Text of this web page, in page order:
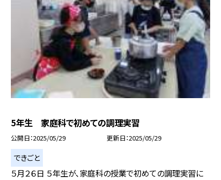
5年生 家庭科で初めての調理実習
公開日 2025/05/29 更新日 2025/05/29
できごと
５月２６日 ５年生が、家庭科の授業で初めての調理実習に